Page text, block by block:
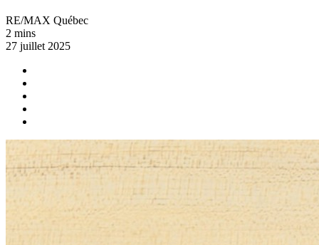
RE/MAX Québec
2 mins
27 juillet 2025